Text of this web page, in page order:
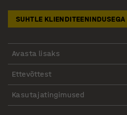
SUHTLE KLIENDITEENINDUSEGA
Avasta lisaks
Ettevõttest
Kasutajatingimused